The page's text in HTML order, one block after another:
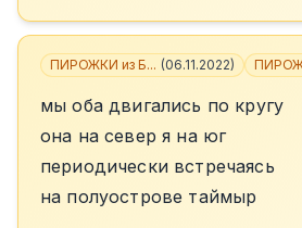
ПИРОЖКИ из Б... (06.11.2022)
мы оба двигались по кругу
она на север я на юг
периодически встречаясь
на полуострове таймыр